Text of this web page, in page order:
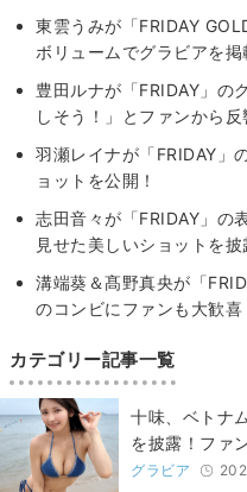
東雲うみが「FRIDAY
ボリュームでグラビアを掲
豊田ルナが「FRIDAY」の
しそう！」とファンから反
羽瀬レイナが「FRIDAY」
ョットを公開！
志田音々が「FRIDAY」の
見せた美しいショットを披
溝端葵＆髙野真央が「
のコンビにファンも大歓喜
カテゴリー記事一覧
十味、ベトナ
を披露！ファ
グラビア